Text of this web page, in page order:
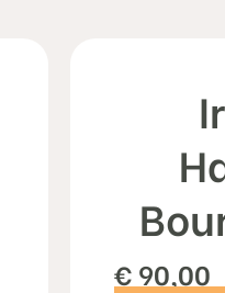
€ 90,00